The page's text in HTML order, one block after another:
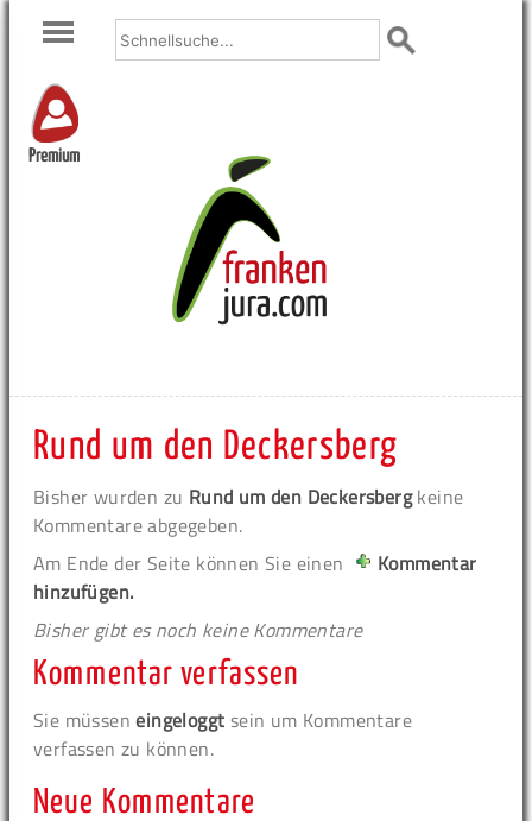
Premium
Rund um den Deckersberg
Bisher wurden zu Rund um den Deckersbergkeine
Kommentare abgegeben.
Am Ende der Seite können Sie einen
Kommentar
hinzufügen.
Bisher gibt es noch keine Kommentare
Kommentar verfassen
Sie müsseneingeloggt sein um Kommentare
verfassen zu können.
Neue Kommentare